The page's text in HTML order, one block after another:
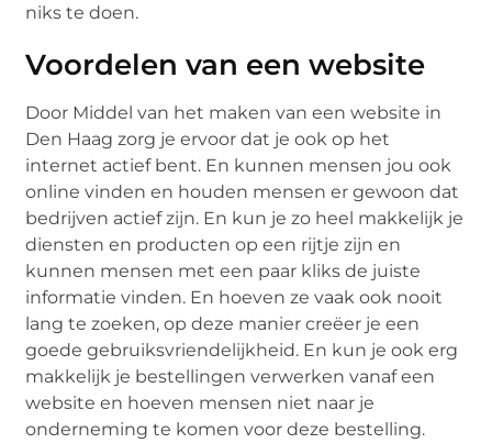
niks te doen.
Voordelen van een website
Door Middel van het maken van een website in
Den Haag zorg je ervoor dat je ook op het
internet actief bent. En kunnen mensen jou ook
online vinden en houden mensen er gewoon dat
bedrijven actief zijn. En kun je zo heel makkelijk je
diensten en producten op een rijtje zijn en
kunnen mensen met een paar kliks de juiste
informatie vinden. En hoeven ze vaak ook nooit
lang te zoeken, op deze manier creëer je een
goede gebruiksvriendelijkheid. En kun je ook erg
makkelijk je bestellingen verwerken vanaf een
website en hoeven mensen niet naar je
onderneming te komen voor deze bestelling.